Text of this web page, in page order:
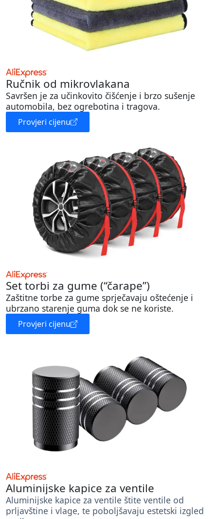
Ručnik od mikrovlakana
Savršen je za učinkovito čišćenje i brzo sušenje
automobila, bez ogrebotina i tragova.
Provjeri cijenu
Set torbi za gume (“čarape”)
Zaštitne torbe za gume sprječavaju oštećenje i
ubrzano starenje guma dok se ne koriste.
Provjeri cijenu
Aluminijske kapice za ventile
Aluminijske kapice za ventile štite ventile od
prljavštine i vlage, te poboljšavaju estetski izgled